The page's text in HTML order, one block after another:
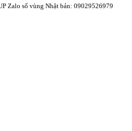
Zalo số vùng Nhật bản: 09029526979